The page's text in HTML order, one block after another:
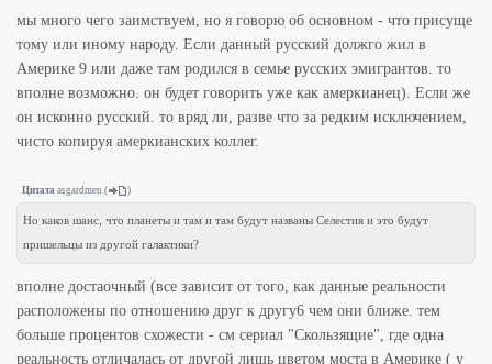
мы много чего заимствуем, но я говорю об основном - что присуще
тому или иному народу. Если данный русский должго жил в
Америке 9 или даже там родился в семье русских эмигрантов. то
вполне возможно. он будет говорить уже как амеркианец). Если же
он исконно русский. то вряд ли, разве что за редким исключением,
чисто копируя амеркианских коллег.
Цитата asgardmen ( )
Но каков шанс, что планеты и там и там будут названы Селестия и это будут
пришельцы из другой галактики?
вполне достаочный (все зависит от того, как данные реальности
расположены по отношению друг к другу6 чем они ближе. тем
больше процентов схожести - см сериал "Скользящие", где одна
реальность отличалась от другой лишь цветом моста в Америке ( у